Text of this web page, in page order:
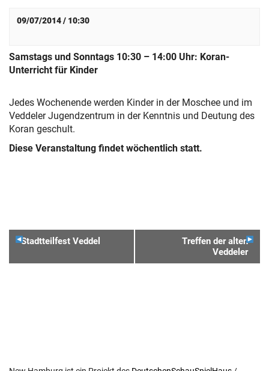
09/07/2014 / 10:30
Samstags und Sonntags 10:30 – 14:00 Uhr: Koran-
Unterricht für Kinder
Jedes Wochenende werden Kinder in der Moschee und im
Veddeler Jugendzentrum in der Kenntnis und Deutung des
Koran geschult.
Diese Veranstaltung findet wöchentlich statt.
VERANSTALTUNGSNAVIGATION
Stadtteilfest Veddel
Treffen der alten
Veddeler